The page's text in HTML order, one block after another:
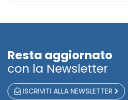
Resta aggiornato
con la Newsletter
ISCRIVITI ALLA NEWSLETTER